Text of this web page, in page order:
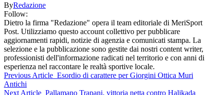
ByRedazione
Follow:
Dietro la firma "Redazione" opera il team editoriale di MeriSport
Post. Utilizziamo questo account collettivo per pubblicare
aggiornamenti rapidi, notizie di agenzia e comunicati stampa. La
selezione e la pubblicazione sono gestite dai nostri content writer,
professionisti dell'informazione radicati nel territorio e con anni di
esperienza nel raccontare le realtà sportive locale.
Previous Article Esordio di carattere per Giorgini Ottica Muri
Antichi
Next Article Pallamano Trapani, vittoria netta contro Halikada